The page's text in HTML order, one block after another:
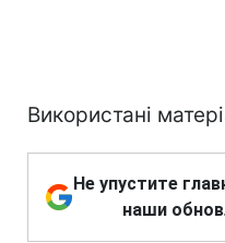
Використані
Не упустите
наши